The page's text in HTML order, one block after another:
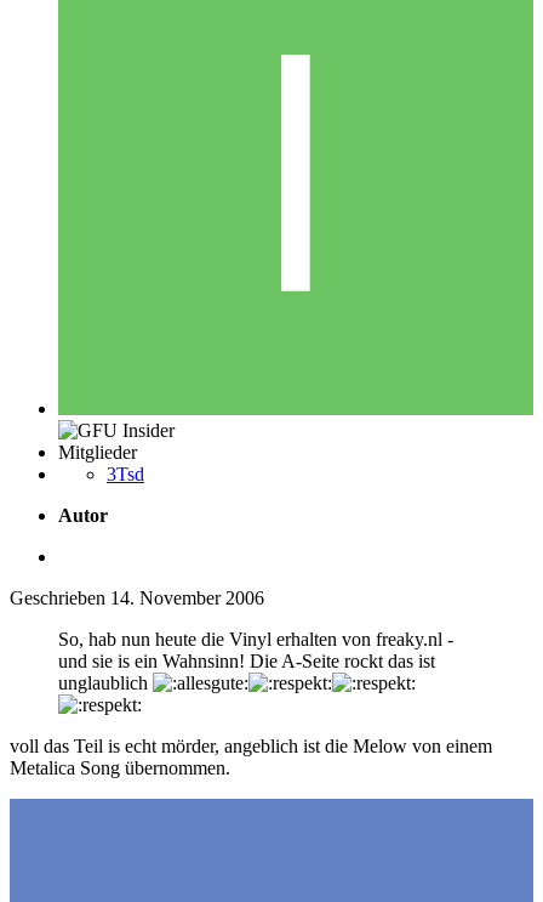
Mitglieder
3Tsd
Autor
Geschrieben 14. November 2006
So, hab nun heute die Vinyl erhalten von freaky.nl -
und sie is ein Wahnsinn! Die A-Seite rockt das ist
unglaublich
voll das Teil is echt mörder, angeblich ist die Melow von einem
Metalica Song übernommen.